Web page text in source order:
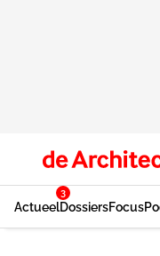
Actueel
3
DossiersFocus